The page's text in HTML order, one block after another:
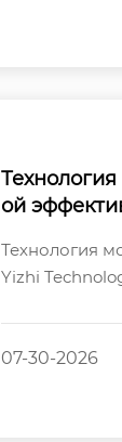
ой
Технология
Yizhi
07-30-2026